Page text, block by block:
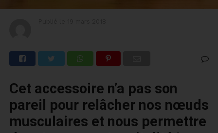
Cet accessoire n’a pas son
pareil pour relâcher nos nœuds
musculaires et nous permettre